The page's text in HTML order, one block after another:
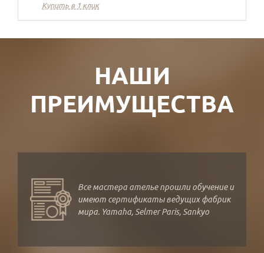
Купить в 1 клик
НАШИ
ПРЕИМУЩЕСТВА
Все мастера ателье прошли обучение и
имеют сертификаты ведущих фабрик
мира. Yamaha, Selmer Paris, Sankyo